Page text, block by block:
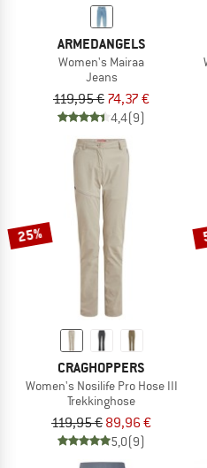
ARMEDANGELS
Women's Mairaa
Jeans
119,95 € 74,37 €
4,4(9)
25%
CRAGHOPPERS
Women's Nosilife Pro Hose III
Trekkinghose
119,95 € 89,96 €
5,0(9)